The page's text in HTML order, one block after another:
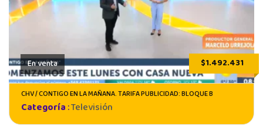
En venta $1.492.431
CHV / CONTIGO EN LA MAÑANA. TARIFA PUBLICIDAD: BLOQUE B
Categoría:Televisión